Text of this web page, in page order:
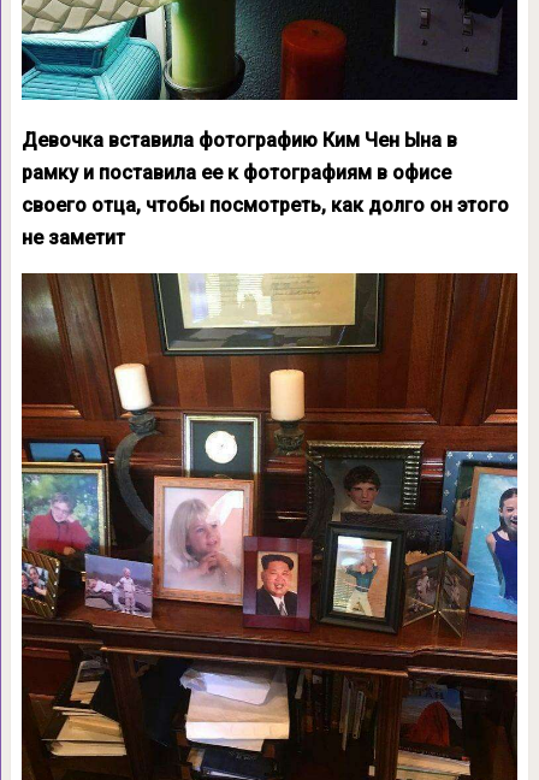
Девочка вставила фотографию Ким Чен Ына в
рамку и поставила ее к фотографиям в офисе
своего отца, чтобы посмотреть, как долго он этого
не заметит